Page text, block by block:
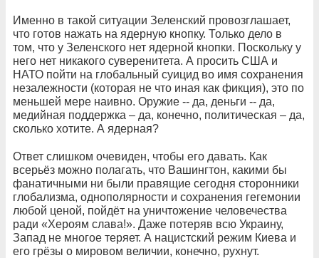
Именно в такой ситуации Зеленский провозглашает,
что готов нажать на ядерную кнопку. Только дело в
том, что у Зеленского нет ядерной кнопки. Поскольку у
него нет никакого суверенитета. А просить США и
НАТО пойти на глобальный суицид во имя сохранения
незалежности (которая не что иная как фикция), это по
меньшей мере наивно. Оружие -- да, деньги -- да,
медийная поддержка – да, конечно, политическая – да,
сколько хотите. А ядерная?
Ответ слишком очевиден, чтобы его давать. Как
всерьёз можно полагать, что Вашингтон, какими бы
фанатичными ни были правящие сегодня сторонники
глобализма, однополярности и сохранения гегемонии
любой ценой, пойдёт на уничтожение человечества
ради «Хероям слава!». Даже потеряв всю Украину,
Запад не многое теряет. А нацистский режим Киева и
его грёзы о мировом величии, конечно, рухнут.